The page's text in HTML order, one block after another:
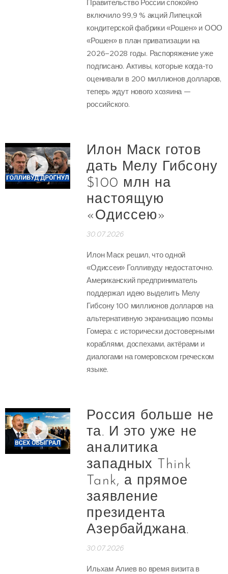
Правительство России спокойно
включило 99,9 % акций Липецкой
кондитерской фабрики «Рошен» и ООО
«Рошен» в план приватизации на
2026–2028 годы. Распоряжение уже
подписано. Активы, которые когда-то
оценивали в 200 миллионов долларов,
теперь ждут нового хозяина —
российского.
Илон Маск готов
дать Мелу Гибсону
$100 млн на
настоящую
«Одиссею»
30.07.2026
Илон Маск решил, что одной
«Одиссеи» Голливуду недостаточно.
Американский предприниматель
поддержал идею выделить Мелу
Гибсону 100 миллионов долларов на
альтернативную экранизацию поэмы
Гомера: с исторически достоверными
кораблями, доспехами, актёрами и
диалогами на гомеровском греческом
языке.
Россия больше не
та. И это уже не
аналитика
западных Think
Tank, а прямое
заявление
президента
Азербайджана.
30.07.2026
Ильхам Алиев во время визита в